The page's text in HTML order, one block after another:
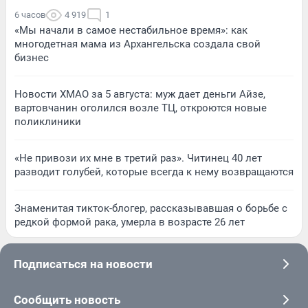
6 часов 4 919 1
«Мы начали в самое нестабильное время»: как
многодетная мама из Архангельска создала свой
бизнес
Новости ХМАО за 5 августа: муж дает деньги Айзе,
вартовчанин оголился возле ТЦ, откроются новые
поликлиники
«Не привози их мне в третий раз». Читинец 40 лет
разводит голубей, которые всегда к нему возвращаются
Знаменитая тикток-блогер, рассказывавшая о борьбе с
редкой формой рака, умерла в возрасте 26 лет
Подписаться на новости
Сообщить новость